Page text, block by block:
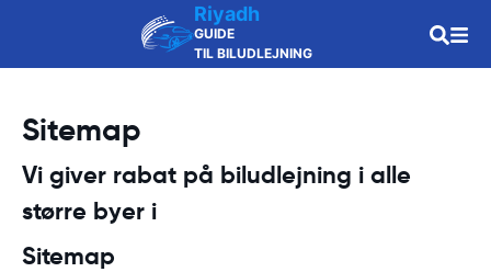
Riyadh
GUIDE
TIL BILUDLEJNING
Sitemap
Vi giver rabat på biludlejning i alle
større byer i
Sitemap